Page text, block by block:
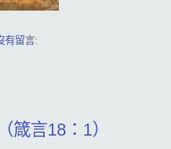
有留言:
箴言18：1）